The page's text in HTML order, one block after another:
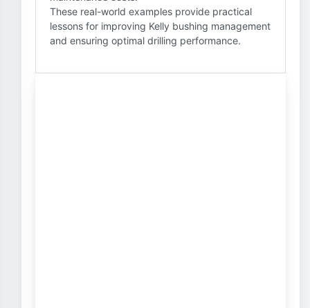
These real-world examples provide practical
lessons for improving Kelly bushing management
and ensuring optimal drilling performance.